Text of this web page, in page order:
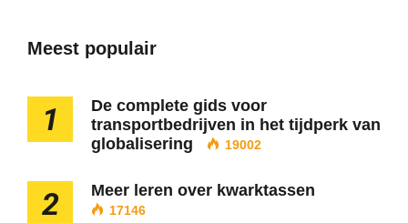
Meest populair
1
De complete gids voor
transportbedrijven in het tijdperk van
globalisering
19002
2 Meer leren over kwarktassen
17146